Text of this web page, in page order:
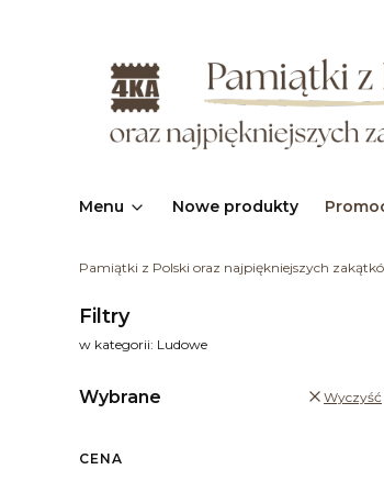
Menu Nowe produkty
Pamiątki z Polski oraz najpiękniejszych
Filtry
w kategorii: Ludowe
Wybrane Wyczyść
CENA